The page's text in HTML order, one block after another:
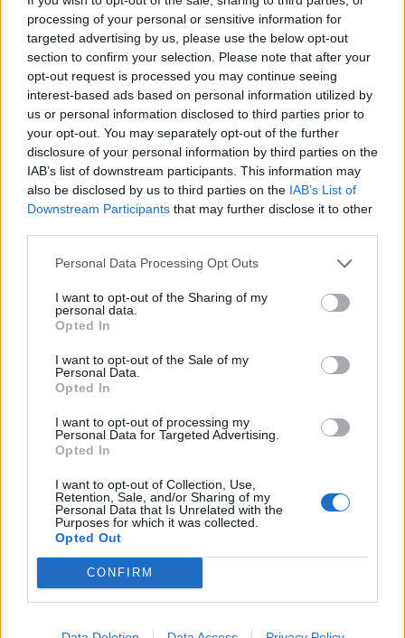
processing of your personal or sensitive information for
targeted advertising by us, please use the below opt-out
section to confirm your selection. Please note that after your
opt-out request is processed you may continue seeing
interest-based ads based on personal information utilized by
us or personal information disclosed to third parties prior to
your opt-out. You may separately opt-out of the further
disclosure of your personal information by third parties on the
IAB’s list of downstream participants. This information may
also be disclosed by us to third parties on the IAB’s List of
Downstream Participants that may further disclose it to other
Personal Data Processing Opt Outs
I want to opt-out of the Sharing of my
personal data.
Opted In
I want to opt-out of the Sale of my
Personal Data.
Opted In
I want to opt-out of processing my
Personal Data for Targeted Advertising.
Opted In
I want to opt-out of Collection, Use,
Retention, Sale, and/or Sharing of my
Personal Data that Is Unrelated with the
Purposes for which it was collected.
Opted Out
CONFIRM
marec 2024
február 2024
január 2024
december 2023
november 2023
september 2023
august 2023
júl 2023
jún 2023
máj 2023
marec 2023
február 2023
január 2023
december 2022
november 2022